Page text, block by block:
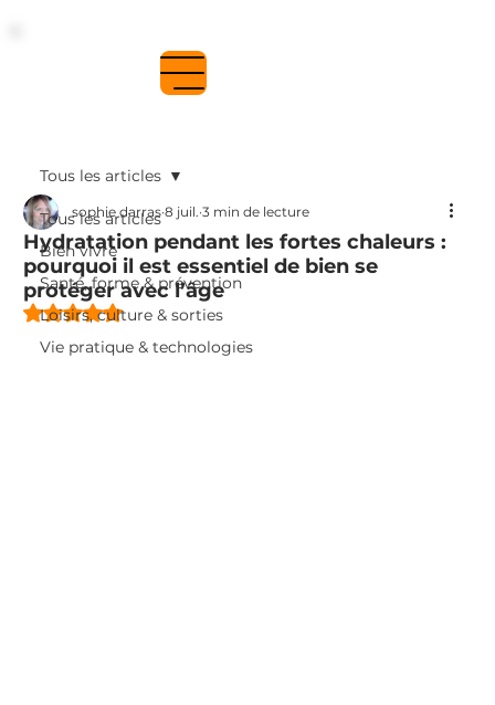
Tous les articles
Bien vivre
Santé, forme & prévention
Loisirs, culture & sorties
Vie pratique & technologies
Tous les articles
Hydratation pendant les fortes chaleurs :
pourquoi il est essentiel de bien se
protéger avec l’âge
sophie darras 8 juil. 3 min de lecture
Noté NaN étoiles sur 5.